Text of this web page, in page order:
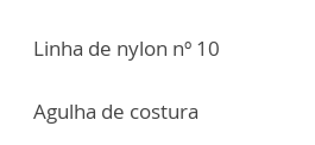
Linha de nylon nº 10
Agulha de costura